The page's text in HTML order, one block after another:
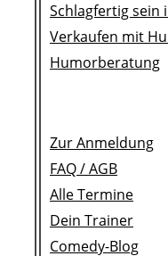
Schlagfertig sein
Verkaufen mit
Humorberatung
Zur Anmeldung
FAQ /AGB
Alle Termine
Dein Trainer
Comedy-Blog